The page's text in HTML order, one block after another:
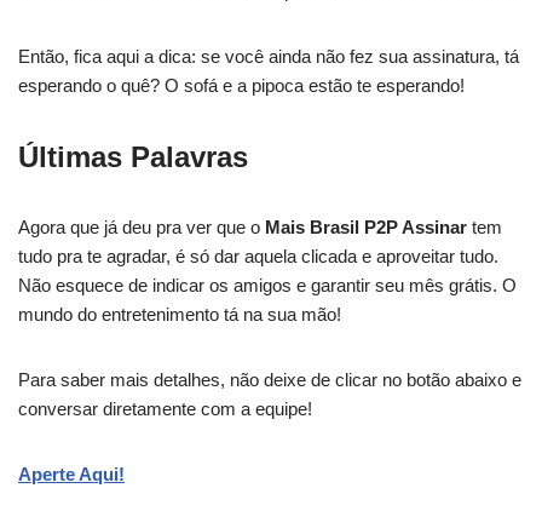
Então, fica aqui a dica: se você ainda não fez sua assinatura, tá
esperando o quê? O sofá e a pipoca estão te esperando!
Últimas Palavras
Agora que já deu pra ver que o Mais Brasil P2P Assinar tem
tudo pra te agradar, é só dar aquela clicada e aproveitar tudo.
Não esquece de indicar os amigos e garantir seu mês grátis. O
mundo do entretenimento tá na sua mão!
Para saber mais detalhes, não deixe de clicar no botão abaixo e
conversar diretamente com a equipe!
Aperte Aqui!